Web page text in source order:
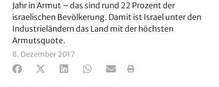
Jahr in Armut – das sind rund 22 Prozent der
israelischen Bevölkerung. Damit ist Israel unter den
Industrieländern das Land mit der höchsten
Armutsquote.
8. Dezember 2017